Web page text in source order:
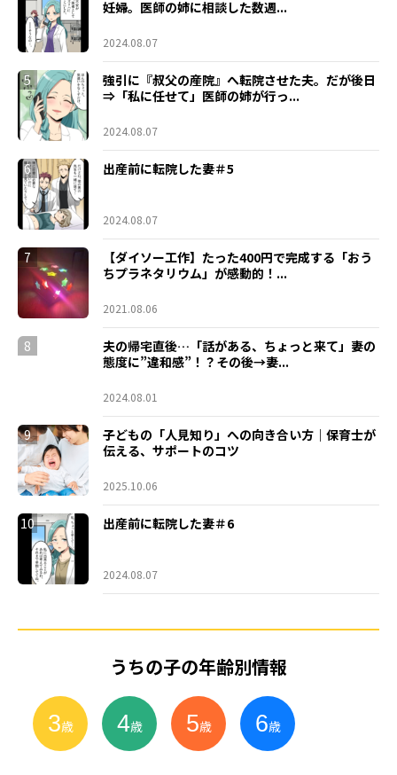
妊婦。医師の姉に相談した数週...
2024.08.07
5
強引に『叔父の産院』へ転院させた夫。だが後日
⇒「私に任せて」医師の姉が行っ...
2024.08.07
6 出産前に転院した妻＃5
2024.08.07
7
【ダイソー工作】たった400円で完成する「おう
ちプラネタリウム」が感動的！...
2021.08.06
8
夫の帰宅直後…「話がある、ちょっと来て」妻の
態度に”違和感”！？その後→妻...
2024.08.01
9
子どもの「人見知り」への向き合い方｜保育士が
伝える、サポートのコツ
2025.10.06
10 出産前に転院した妻＃6
2024.08.07
うちの子の年齢別情報
3歳 4歳 5歳 6歳